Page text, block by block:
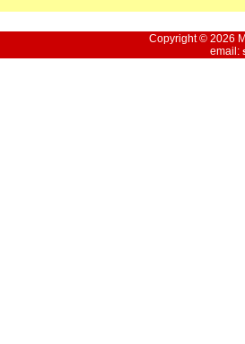
Copyright © 2026
email: